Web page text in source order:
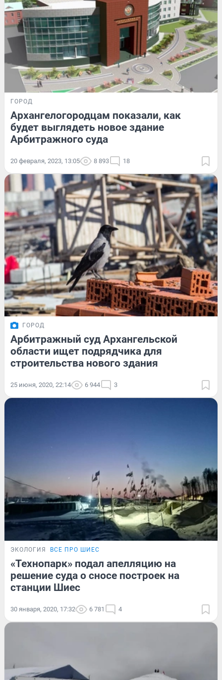
ГОРОД
Архангелогородцам показали, как
будет выглядеть новое здание
Арбитражного суда
20 февраля, 2023, 13:05 8 893 18
ГОРОД
Арбитражный суд Архангельской
области ищет подрядчика для
строительства нового здания
25 июня, 2020, 22:14 6 944 3
ЭКОЛОГИЯ ВСЕ ПРО ШИЕС
«Технопарк» подал апелляцию на
решение суда о сносе построек на
станции Шиес
30 января, 2020, 17:32 6 781 4